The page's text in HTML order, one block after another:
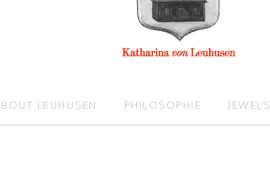
LEUHUSEN PHILOSOPHIE JEWELS